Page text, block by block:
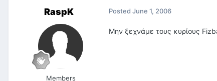
RaspK
Members
Posted June 1, 2006
Μην ξεχνάμε τους κυρίους